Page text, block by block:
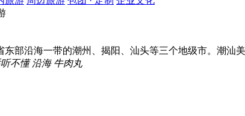
部沿海一带的潮州、揭阳、汕头等三个地级市。潮
不懂 沿海 牛肉丸